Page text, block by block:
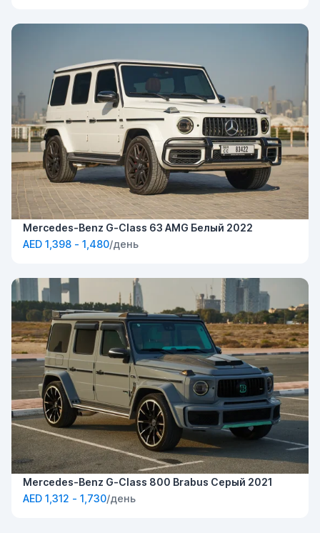
Mercedes-Benz G-Class 63 AMG Белый 2022
AED 1,398 - 1,480/день
Mercedes-Benz G-Class 800 Brabus Серый 2021
AED 1,312 - 1,730/день